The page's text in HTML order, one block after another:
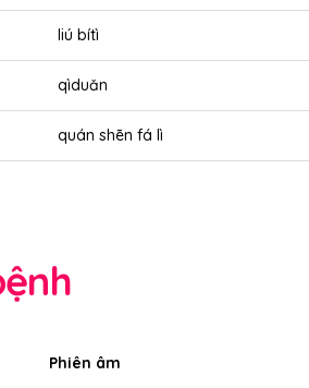
liú bítì
qìduǎn
quán shēn fá lì
Phiên âm